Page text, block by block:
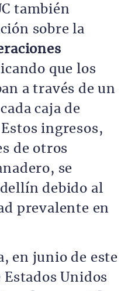
también
sobre la
que los
a través de un
caja de
ingresos,
de otros
se
debido al
prevalente en
en junio de este
Unidos